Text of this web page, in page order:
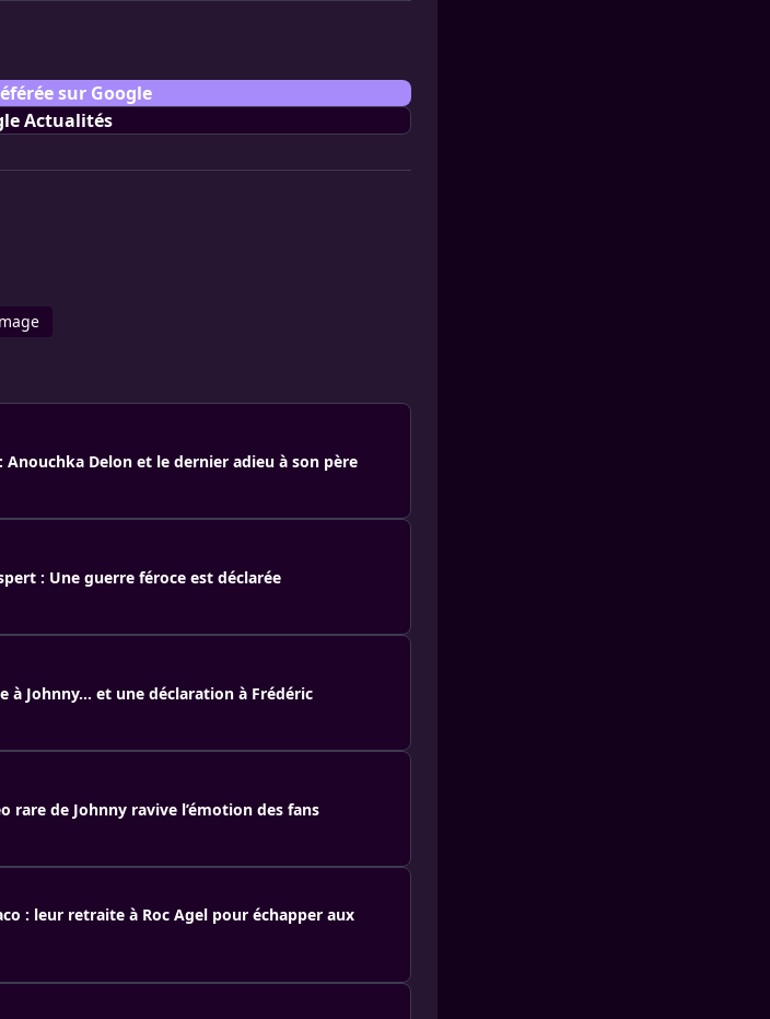
sur Google
Actualités
Anouchka Delon et le dernier adieu à son père
: Une guerre féroce est déclarée
à Johnny… et une déclaration à Frédéric
rare de Johnny ravive l’émotion des fans
: leur retraite à Roc Agel pour échapper aux